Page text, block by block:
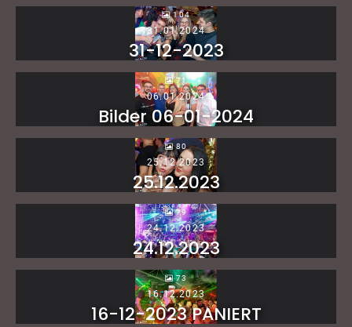
104
31.01.2024
31-12-2023
71
06.01.2024
Bilder 06-01-2024
80
25.12.2023
25.12.2023
79
24.12.2023
24.12.2023
73
16.12.2023
16-12-2023 PANIERT